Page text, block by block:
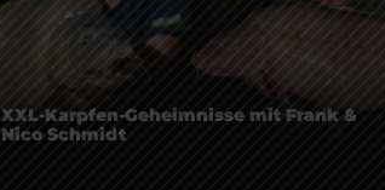
XXL-Karpfen-Geheimnisse mit Frank &
Nico Schmidt